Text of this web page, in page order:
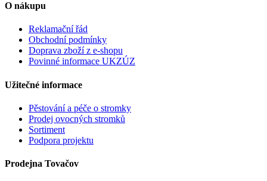
O nákupu
Reklamační řád
Obchodní podmínky
Doprava zboží z e-shopu
Povinné informace UKZÚZ
Užitečné informace
Pěstování a péče o stromky
Prodej ovocných stromků
Sortiment
Podpora projektu
Prodejna Tovačov